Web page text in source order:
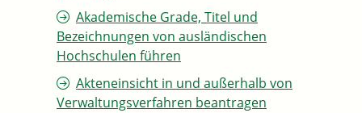
Akademische Grade, Titel und
Bezeichnungen von ausländischen
Hochschulen führen
Akteneinsicht in und außerhalb von
Verwaltungsverfahren beantragen